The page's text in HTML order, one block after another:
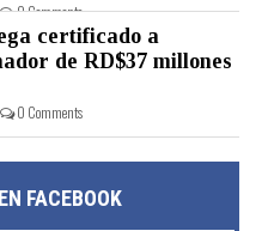
0 Comments
certificado a
de RD$37 millones
0 Comments
FACEBOOK